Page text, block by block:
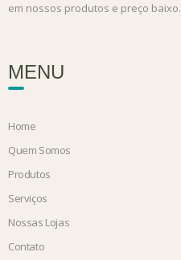
em nossos produtos e preço baixo.
MENU
Home
Quem Somos
Produtos
Serviços
Nossas Lojas
Contato